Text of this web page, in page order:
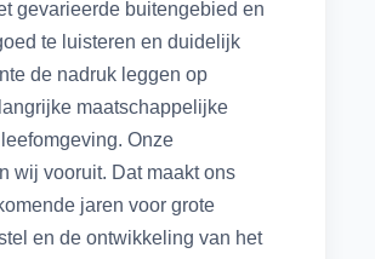
gevarieerde buitengebied en
te luisteren en duidelijk
de nadruk leggen op
maatschappelijke
Onze
wij vooruit. Dat maakt ons
jaren voor grote
en de ontwikkeling van het